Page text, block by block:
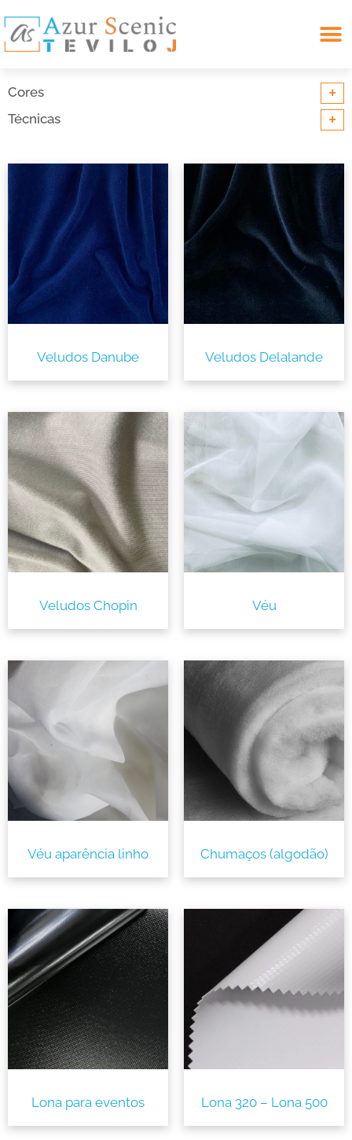
Cores +
Técnicas +
Veludos Danube Veludos Delalande
Veludos Chopin Véu
Véu aparência linho Chumaços (algodão)
Lona para eventos Lona 320 – Lona 500